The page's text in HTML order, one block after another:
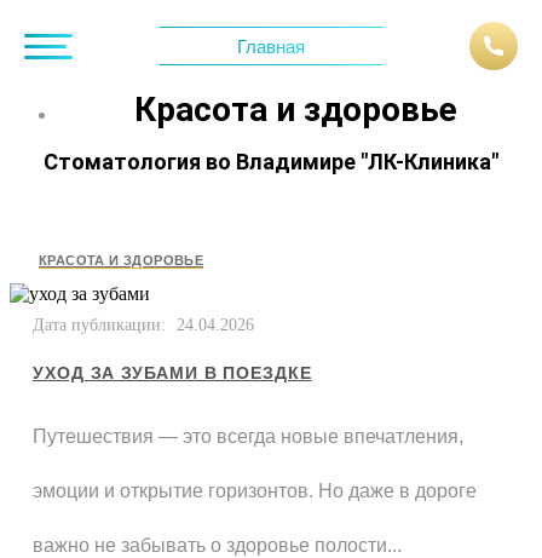
Главная
Красота и здоровье
Стоматология во Владимире "ЛК-Клиника"
КРАСОТА И ЗДОРОВЬЕ
Дата публикации: 24.04.2026
УХОД ЗА ЗУБАМИ В ПОЕЗДКЕ
Путешествия — это всегда новые впечатления,
эмоции и открытие горизонтов. Но даже в дороге
важно не забывать о здоровье полости...